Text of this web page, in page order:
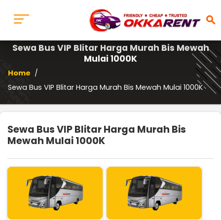
search
Sewa Bus VIP Blitar Harga Murah Bis Mewah
Mulai 1000K
Home /
Sewa Bus VIP Blitar Harga Murah Bis Mewah Mulai 1000K
Sewa Bus VIP Blitar Harga Murah Bis
Mewah Mulai 1000K